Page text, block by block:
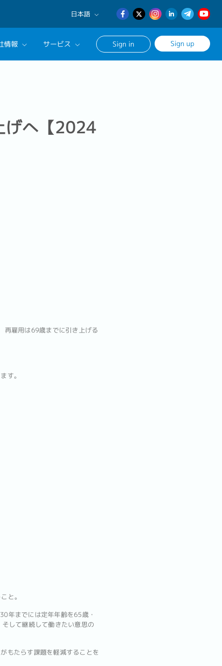
日本語
English
日本語
情報 サービス Sign in Sign up
げへ【2024
再雇用は69歳までに引き上げる
す。
と。
年までには定年年齢を65歳・
して継続して働きたい意思の
もたらす課題を軽減することを